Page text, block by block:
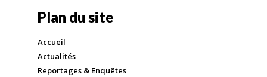
Plan du site
Accueil
Actualités
Reportages & Enquêtes